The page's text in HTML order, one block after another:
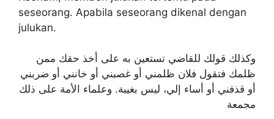
seseorang. Apabila seseorang dikenal dengan
julukan.
وكذلك قولك للقاضي تستعين به على أخذ حقك ممن
ظلمك فتقول فلان ظلمني أو غصبني أو خانني أو ضربني
أو قذفني أو أساء إلي، ليس بغيبة. وعلماء الأمة على ذلك
مجمعة